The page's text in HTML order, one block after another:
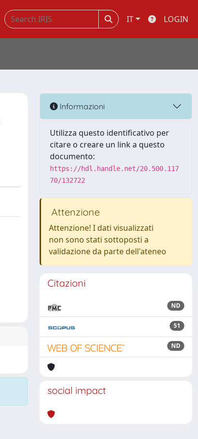
IT LOGIN
Informazioni
Utilizza questo identificativo per
citare o creare un link a questo
documento:
https://hdl.handle.net/20.500.117
70/132722
Attenzione
Attenzione! I dati visualizzati
non sono stati sottoposti a
validazione da parte dell'ateneo
Citazioni
ND
51
ND
social impact